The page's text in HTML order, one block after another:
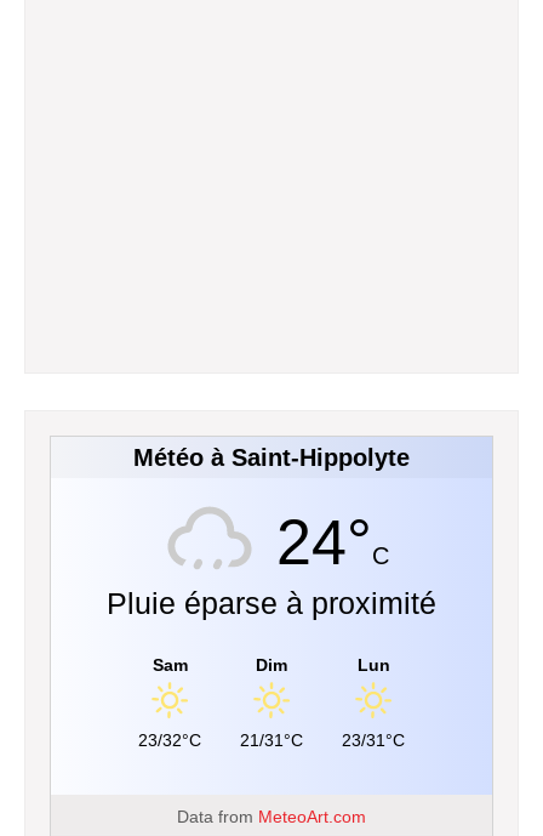
Météo à Saint-Hippolyte
24°C
Pluie éparse à proximité
Sam
23/32°C
Dim
21/31°C
Lun
23/31°C
Data from MeteoArt.com